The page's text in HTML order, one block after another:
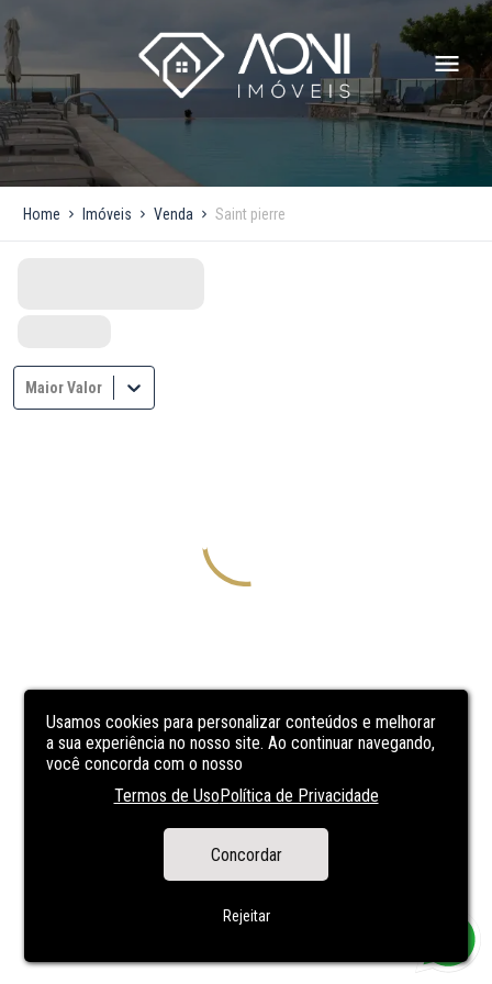
Usamos cookies para personalizar conteúdos e melhorar
a sua experiência no nosso site. Ao continuar navegando,
você concorda com o nosso
Termos de UsoPolítica de Privacidade
Concordar
Rejeitar
Home Imóveis Venda Saint pierre
Maior Valor